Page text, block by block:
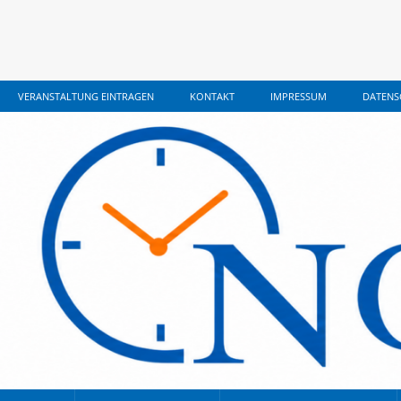
VERANSTALTUNG EINTRAGEN KONTAKT IMPRESSUM